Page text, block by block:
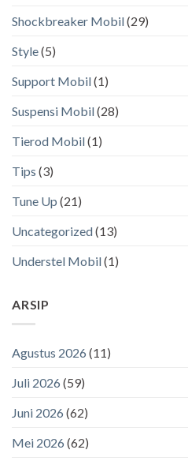
Shockbreaker Mobil(29)
Style(5)
Support Mobil(1)
Suspensi Mobil(28)
Tierod Mobil(1)
Tips (3)
Tune Up (21)
Uncategorized(13)
Understel Mobil(1)
ARSIP
Agustus 2026 (11)
Juli 2026 (59)
Juni 2026 (62)
Mei 2026 (62)